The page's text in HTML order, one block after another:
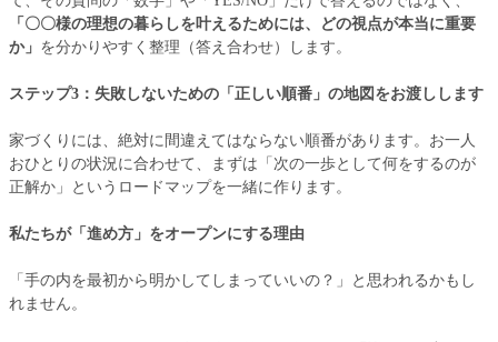
「〇〇様の理想の暮らしを叶えるためには、どの視点が本当に重要
か」 を分かりやすく整理（答え合わせ）します。
ステップ3：失敗しないための「正しい順番」の地図をお渡しします
家づくりには、絶対に間違えてはならない順番があります。お一人
おひとりの状況に合わせて、まずは「次の一歩として何をするのが
正解か」というロードマップを一緒に作ります。
私たちが「進め方」をオープンにする理由
「手の内を最初から明かしてしまっていいの？」と思われるかもし
れません。